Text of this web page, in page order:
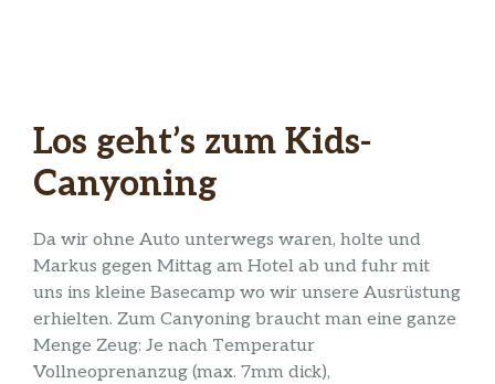
Los geht’s zum Kids-
Canyoning
Da wir ohne Auto unterwegs waren, holte und
Markus gegen Mittag am Hotel ab und fuhr mit
uns ins kleine Basecamp wo wir unsere Ausrüstung
erhielten. Zum Canyoning braucht man eine ganze
Menge Zeug: Je nach Temperatur
Vollneoprenanzug (max. 7mm dick),